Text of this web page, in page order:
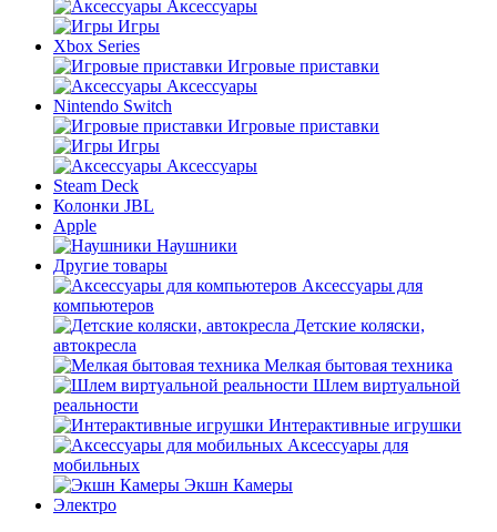
Аксессуары
Игры
Xbox Series
Игровые приставки
Аксессуары
Nintendo Switch
Игровые приставки
Игры
Аксессуары
Steam Deck
Колонки JBL
Apple
Наушники
Другие товары
Аксессуары для
компьютеров
Детские коляски,
автокресла
Мелкая бытовая техника
Шлем виртуальной
реальности
Интерактивные игрушки
Аксессуары для
мобильных
Экшн Камеры
Электро